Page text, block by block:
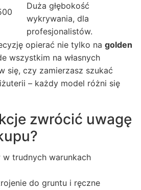
Duża głębokość
wykrywania, dla
profesjonalistów.
opierać nie tylko na golden
wszystkim na własnych
się, czy zamierzasz szukać
– każdy model różni się
zwrócić uwagę
trudnych warunkach
do gruntu i ręczne